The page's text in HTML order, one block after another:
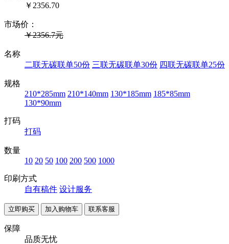
￥ 2356.70
市场价：
￥2356.7元
名称
二联无碳联单50份 三联无碳联单30份 四联无碳联单25份
规格
210*285mm 210*140mm 130*185mm 185*85mm
130*90mm
打码
打码
数量
10 20 50 100 200 500 1000
印刷方式
自有稿件 设计服务
联系客服
保障
品质无忧